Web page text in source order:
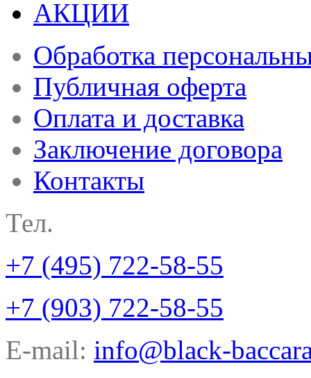
АКЦИИ
Обработка
Публичная оферта
Оплата и доставка
Заключение договора
Контакты
Тел.
+7 (495) 722-58-55
+7 (903) 722-58-55
E-mail: info@black-